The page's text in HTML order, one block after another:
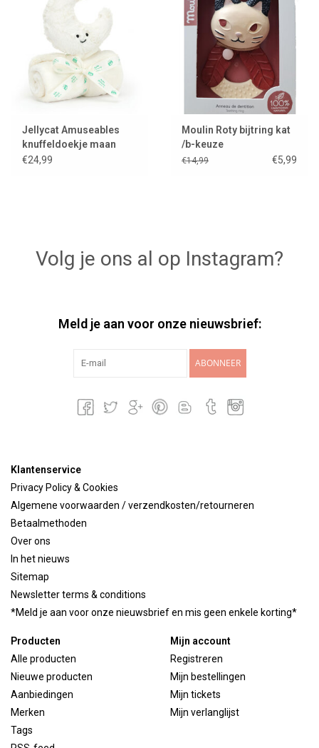
Jellycat Amuseables
knuffeldoekje maan
€24,99
Moulin Roty bijtring kat
/b-keuze
€14,99 €5,99
Volg je ons al op Instagram?
Meld je aan voor onze nieuwsbrief:
ABONNEER
Klantenservice
Privacy Policy & Cookies
Algemene voorwaarden / verzendkosten/retourneren
Betaalmethoden
Over ons
In het nieuws
Sitemap
Newsletter terms & conditions
*Meld je aan voor onze nieuwsbrief en mis geen enkele korting*
Producten
Alle producten
Nieuwe producten
Aanbiedingen
Merken
Tags
Mijn account
Registreren
Mijn bestellingen
Mijn tickets
Mijn verlanglijst